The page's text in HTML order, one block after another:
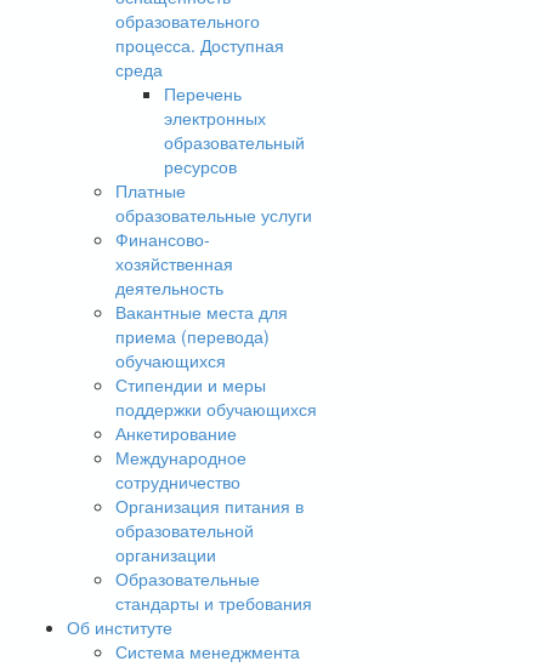
образовательного
процесса. Доступная
среда
Перечень
электронных
образовательный
ресурсов
Платные
образовательные услуги
Финансово-
хозяйственная
деятельность
Вакантные места для
приема (перевода)
обучающихся
Стипендии и меры
поддержки обучающихся
Анкетирование
Международное
сотрудничество
Организация питания в
образовательной
организации
Образовательные
стандарты и требования
Об институте
Система менеджмента